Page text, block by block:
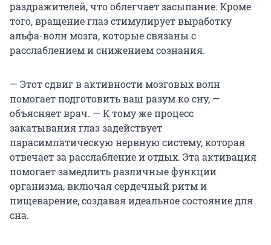
раздражителей, что облегчает засыпание. Кроме
того, вращение глаз стимулирует выработку
альфа-волн мозга, которые связаны с
расслаблением и снижением сознания.
— Этот сдвиг в активности мозговых волн
помогает подготовить ваш разум ко сну, —
объясняет врач. — К тому же процесс
закатывания глаз задействует
парасимпатическую нервную систему, которая
отвечает за расслабление и отдых. Эта активация
помогает замедлить различные функции
организма, включая сердечный ритм и
пищеварение, создавая идеальное состояние для
сна.